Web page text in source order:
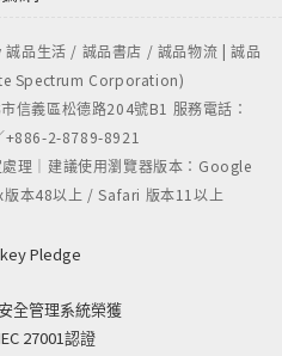
品生活 / 誠品書店 / 誠品物流 | 誠品
Spectrum Corporation)
信義區松德路204號B1 服務電話：
2-8789-8921
理｜建議使用瀏覽器版本：Google
本48以上 / Safari 版本11以上
Pledge
全管理系統榮獲
27001認證